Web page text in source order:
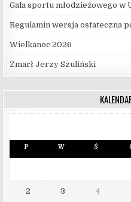
Gala sportu młodzieżowego w
Regulamin wersja ostateczna
Wielkanoc 2026
Zmarł Jerzy Szuliński
P W Ś
2 3 4